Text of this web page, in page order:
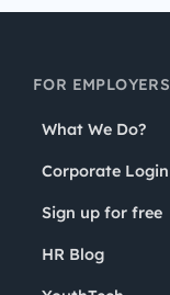
FOR EMPLOYERS
What We Do?
Corporate Login
Sign up for free
HR Blog